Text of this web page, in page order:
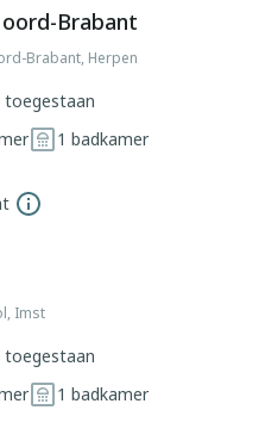
Brabant
Brabant, Herpen
toegestaan
1 badkamer
Imst
toegestaan
1 badkamer